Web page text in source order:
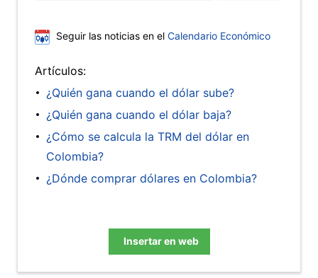
Seguir las noticias en el Calendario Económico
Artículos:
¿Quién gana cuando el dólar sube?
¿Quién gana cuando el dólar baja?
¿Cómo se calcula la TRM del dólar en
Colombia?
¿Dónde comprar dólares en Colombia?
Insertar en web